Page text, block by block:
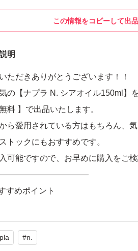
この情報をコピーして出
明
ただきありがとうございます！！
の【ナプラ N. シアオイル150ml】
料 】で出品いたします。
ら愛用されている方はもちろん、
トックにもおすすめです。
可能ですので、お早めに購入をご検
すめポイント
より約400円近くお得に購入可能
無料でお得に入手可能
気のN.シリーズをまとめ買いできるチ
#n.